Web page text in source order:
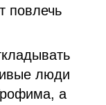
повлечь
люди
а